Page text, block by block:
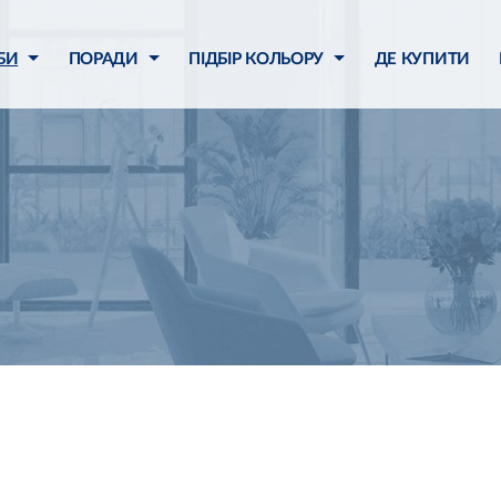
ПОРАДИ ПІДБІР КОЛЬОРУ ДЕ КУПИТИ